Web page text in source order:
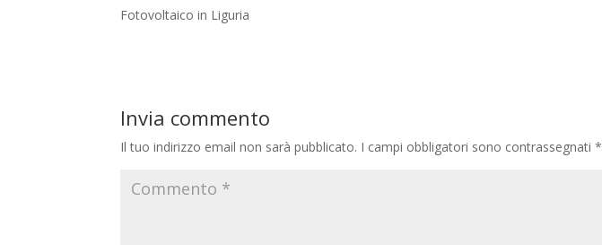
Fotovoltaico in Liguria
Invia commento
Il tuo indirizzo email non sarà pubblicato. I campi obbligatori sono contrassegnati*